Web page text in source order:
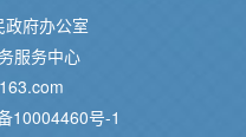
政府办公室
服务中心
10004460号-1